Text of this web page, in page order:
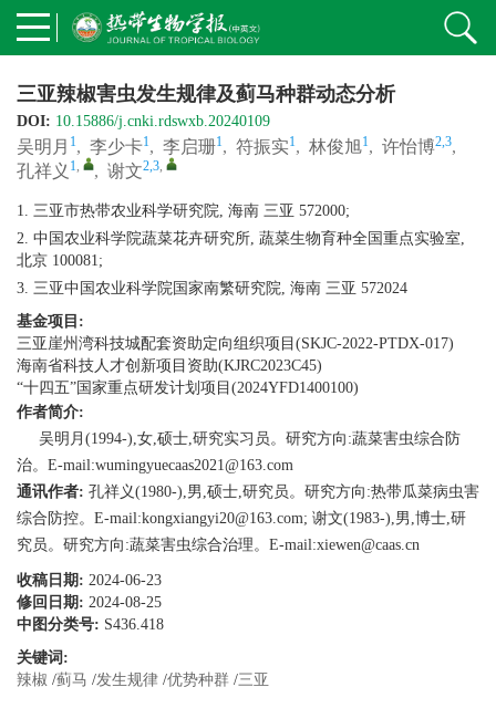
三亚辣椒害虫发生规律及蓟马种群动态分析
DOI: 10.15886/j.cnki.rdswxb.20240109
吴明月 1, 李少卡1, 李启珊1, 符振实1, 林俊旭1, 许怡博2,3,
孔祥义 1, , 谢文2,3,
1. 三亚市热带农业科学研究院, 海南 三亚 572000;
2. 中国农业科学院蔬菜花卉研究所, 蔬菜生物育种全国重点实验室,
北京 100081;
3. 三亚中国农业科学院国家南繁研究院, 海南 三亚 572024
基金项目:
三亚崖州湾科技城配套资助定向组织项目(SKJC-2022-PTDX-017)
海南省科技人才创新项目资助(KJRC2023C45)
“十四五”国家重点研发计划项目(2024YFD1400100)
作者简介:
吴明月(1994-),女,硕士,研究实习员。研究方向:蔬菜害虫综合防
治。E-mail:wumingyuecaas2021@163.com
通讯作者: 孔祥义(1980-),男,硕士,研究员。研究方向:热带瓜菜病虫害
综合防控。E-mail:kongxiangyi20@163.com; 谢文(1983-),男,博士,研
究员。研究方向:蔬菜害虫综合治理。E-mail:xiewen@caas.cn
收稿日期: 2024-06-23
修回日期: 2024-08-25
中图分类号: S436.418
关键词:
辣椒 /蓟马 /发生规律 /优势种群 /三亚